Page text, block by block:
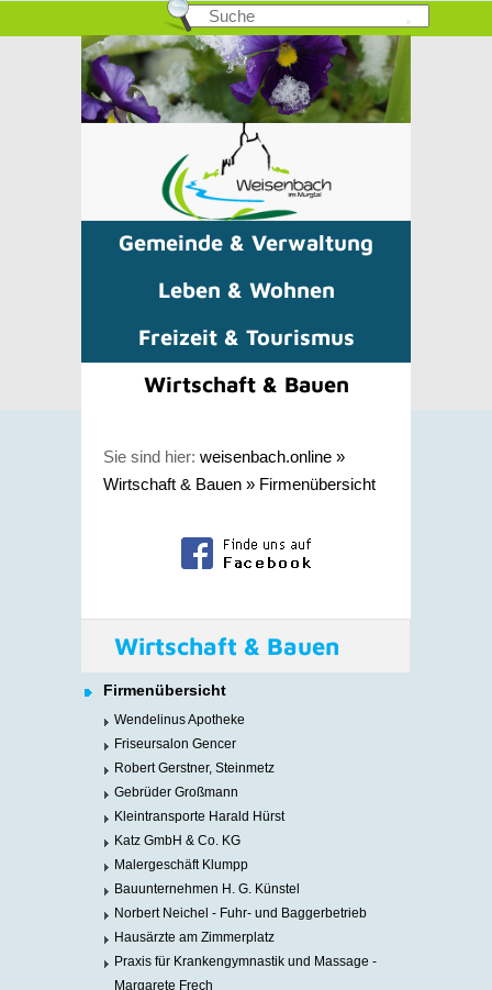
Gemeinde & Verwaltung
Leben & Wohnen
Freizeit & Tourismus
Wirtschaft & Bauen
Sie sind hier: weisenbach.online »
Wirtschaft & Bauen » Firmenübersicht
Wirtschaft & Bauen
Firmenübersicht
Wendelinus Apotheke
Friseursalon Gencer
Robert Gerstner, Steinmetz
Gebrüder Großmann
Kleintransporte Harald Hürst
Katz GmbH & Co. KG
Malergeschäft Klumpp
Bauunternehmen H. G. Künstel
Norbert Neichel - Fuhr- und Baggerbetrieb
Hausärzte am Zimmerplatz
Praxis für Krankengymnastik und Massage -
Margarete Frech